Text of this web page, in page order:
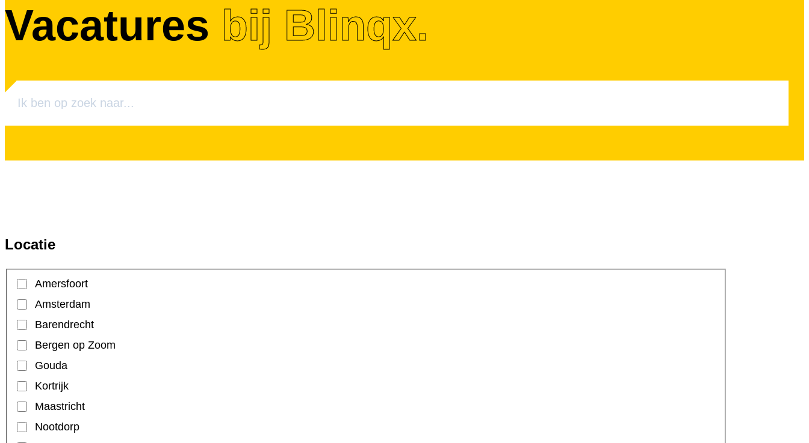
Vacatures bij Blinqx.
Locatie
Amersfoort
Amsterdam
Barendrecht
Bergen op Zoom
Gouda
Kortrijk
Maastricht
Nootdorp